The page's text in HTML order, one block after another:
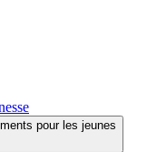
pour les jeunes